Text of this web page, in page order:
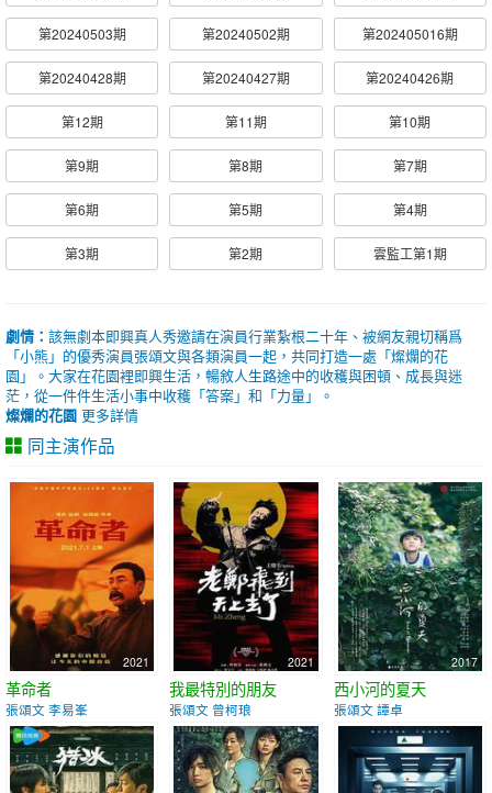
第20240503期 第20240502期 第202405016期
第20240428期 第20240427期 第20240426期
第12期 第11期 第10期
第9期 第8期 第7期
第6期 第5期 第4期
第3期 第2期 雲監工第1期
劇情： 該無劇本即興真人秀邀請在演員行業紮根二十年、被網友親切稱爲
「小熊」的優秀演員張頌文與各類演員一起，共同打造一處「燦爛的花
園」。大家在花園裡即興生活，暢敘人生路途中的收穫與困頓、成長與迷
茫，從一件件生活小事中收穫「答案」和「力量」。
燦爛的花園 更多詳情
同主演作品
2021
革命者
張頌文 李易峯
2021
我最特別的朋友
張頌文 曾柯琅
2017
西小河的夏天
張頌文 譚卓